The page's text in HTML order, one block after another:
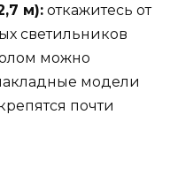
м): откажитесь от
светильников
можно
модели
почти